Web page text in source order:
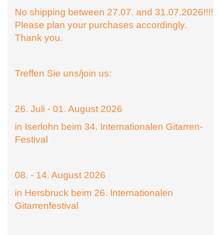
No shipping between 27.07. and 31.07.2026!!!!
Please plan your purchases accordingly.
Thank you.
Treffen Sie uns/join us:
26. Juli - 01. August 2026
in Iserlohn beim 34. Internationalen Gitarren-
Festival
08. - 14. August 2026
in Hersbruck beim 26. Internationalen
Gitarrenfestival